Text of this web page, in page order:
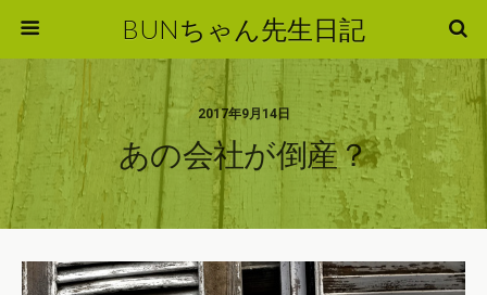
BUNちゃん先生日記
2017年9月14日
あの会社が倒産？